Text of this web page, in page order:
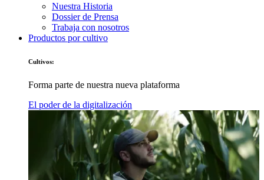
Nuestra Historia
Dossier de Prensa
Trabaja con nosotros
Productos por cultivo
Cultivos:
Forma parte de nuestra nueva plataforma
El poder de la digitalización